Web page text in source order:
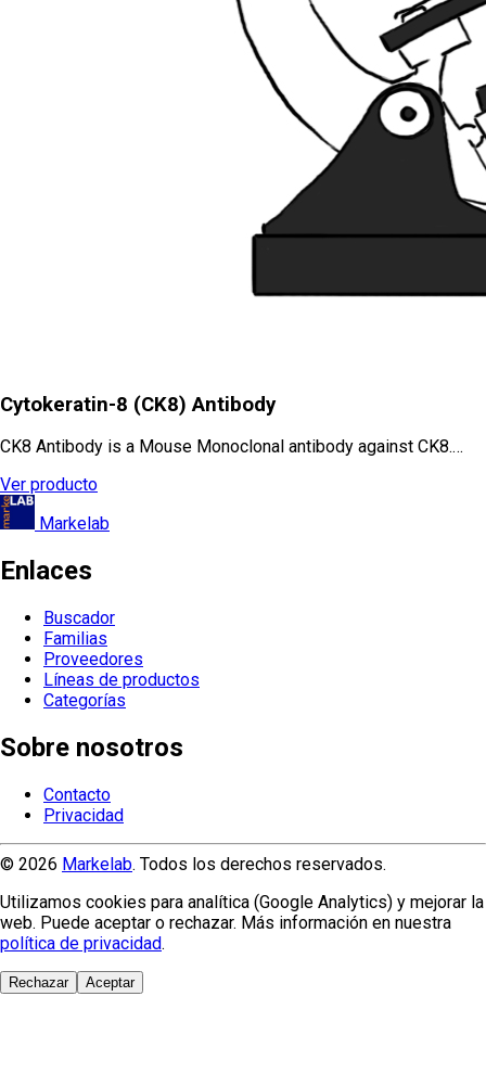
Cytokeratin-8 (CK8) Antibody
CK8 Antibody is a Mouse Monoclonal antibody against CK8.…
Ver producto
Markelab
Enlaces
Buscador
Familias
Proveedores
Líneas de productos
Categorías
Sobre nosotros
Contacto
Privacidad
© 2026 Markelab. Todos los derechos reservados.
Utilizamos cookies para analítica (Google Analytics) y mejorar la
web. Puede aceptar o rechazar. Más información en nuestra
política de privacidad.
Rechazar Aceptar